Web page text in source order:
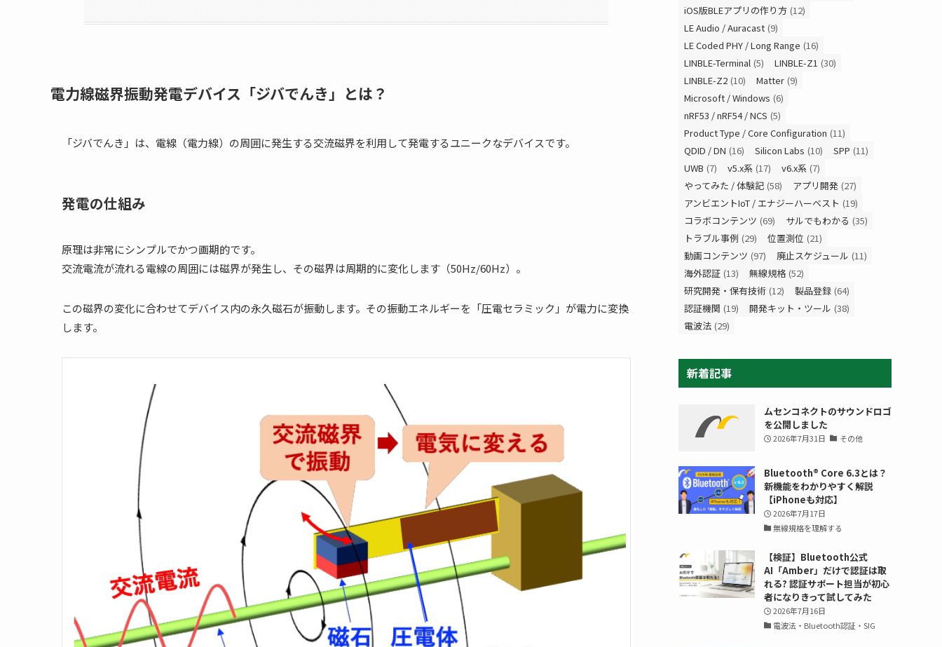
電力線磁界振動発電デバイス「ジバでんき」とは？
「ジバでんき」は、電線（電力線）の周囲に発生する交流磁界を利用して発電するユニークなデバイスです。
発電の仕組み
原理は非常にシンプルでかつ画期的です。
交流電流が流れる電線の周囲には磁界が発生し、その磁界は周期的に変化します（50Hz/60Hz）。
この磁界の変化に合わせてデバイス内の永久磁石が振動します。その振動エネルギーを「圧電セラミック」が電力に変換
します。
iOS版BLEアプリの作り方 (12)
LE Audio / Auracast (9)
LE Coded PHY / Long Range (16)
LINBLE-Terminal (5) LINBLE-Z1 (30)
LINBLE-Z2 (10) Matter (9)
Microsoft / Windows (6)
nRF53 / nRF54 / NCS (5)
Product Type / Core Configuration (11)
QDID / DN (16) Silicon Labs (10) SPP (11)
UWB (7) v5.x系 (17) v6.x系 (7)
やってみた / 体験記 (58) アプリ開発 (27)
アンビエントIoT / エナジーハーベスト (19)
コラボコンテンツ (69) サルでもわかる (35)
トラブル事例 (29) 位置測位 (21)
動画コンテンツ (97) 廃止スケジュール (11)
海外認証 (13) 無線規格 (52)
研究開発・保有技術 (12) 製品登録 (64)
認証機関 (19) 開発キット・ツール (38)
電波法 (29)
新着記事
ムセンコネクトのサウンドロゴ
を公開しました
2026年7月31日 その他
Bluetooth®︎ Core 6.3とは？
新機能をわかりやすく解説
【iPhoneも対応】
2026年7月17日
無線規格を理解する
【検証】Bluetooth公式
AI「Amber」だけで認証は取
れる? 認証サポート担当が初心
者になりきって試してみた
2026年7月16日
電波法・Bluetooth認証・SIG